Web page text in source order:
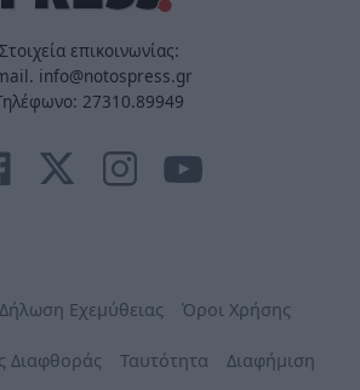
Στοιχεία επικοινωνίας:
info@notospress.gr
27310.89949
Δήλωση Εχεμύθειας Όροι Χρήσης
Διαφθοράς Ταυτότητα Διαφήμιση